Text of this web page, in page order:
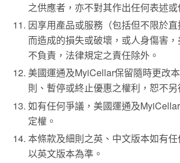
之供應者，亦不對其作出任何表述或
因享用產品或服務（包括但不限於直
而造成的損失或破壞，或人身傷害
不負責，法律規定之責任除外。
美國運通及MyiCellar保留隨時更改
則、暫停或終止優惠之權利，恕不另
如有任何爭議，美國運通及
定權。
本條款及細則之英、中文版本如有
以英文版本為準。